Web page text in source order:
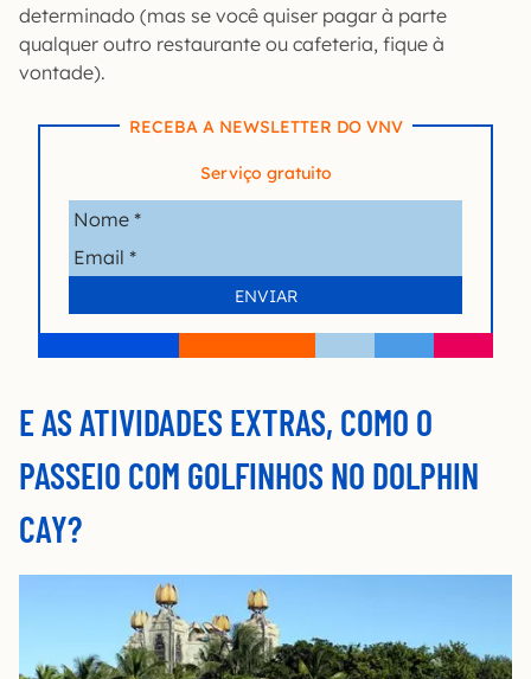
determinado (mas se você quiser pagar à parte
qualquer outro restaurante ou cafeteria, fique à
vontade).
RECEBA A NEWSLETTER DO VNV
Serviço gratuito
E AS ATIVIDADES EXTRAS, COMO O
PASSEIO COM GOLFINHOS NO DOLPHIN
CAY?